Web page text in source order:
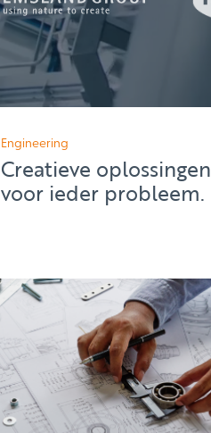
Engineering
Creatieve oplossingen
voor ieder probleem.